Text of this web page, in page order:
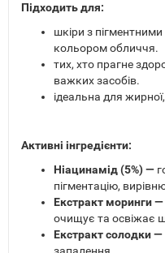
Підходить для:
шкіри з
кольором обличчя.
тих, хто прагне
важких засобів.
ідеальна для
Активні інгредієнти:
Ніацинамід (5%) —
пігментацію,
Екстракт моринги —
очищує та освіжає
Екстракт солодки —